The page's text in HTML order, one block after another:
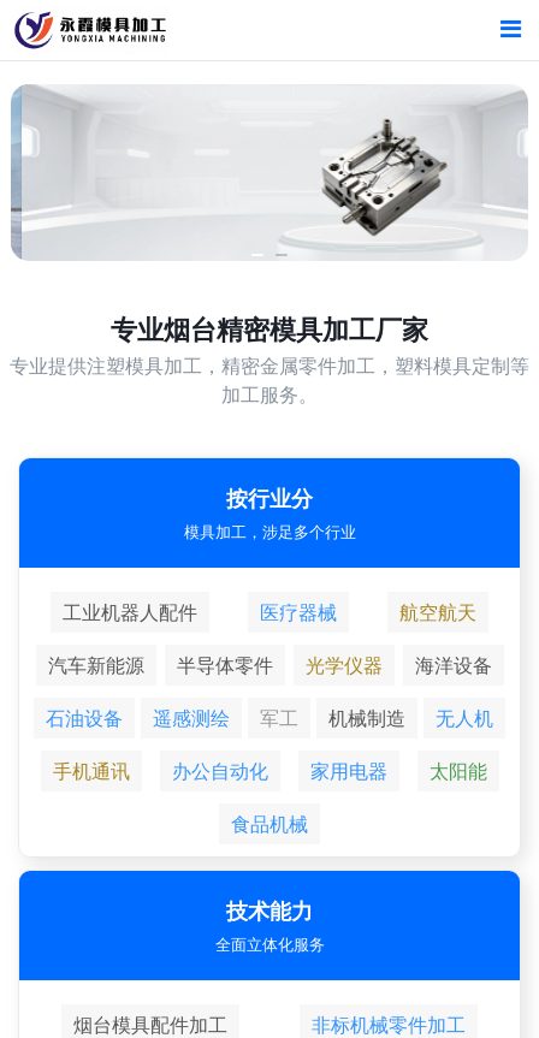
首页
产品中心
新闻中心
首页
产品中心
新闻中心
专业烟台精密模具加工厂家
专业提供注塑模具加工，精密金属零件加工，塑料模具定制等
加工服务。
按行业分
模具加工，涉足多个行业
工业机器人配件 医疗器械
航空航天
汽车新能源
半导体零件 光学仪器
海洋设备
石油设备
遥感测绘 军工 机械制造
无人机
手机通讯
办公自动化 家用电器
太阳能
食品机械
技术能力
全面立体化服务
烟台模具配件加工
非标机械零件加工